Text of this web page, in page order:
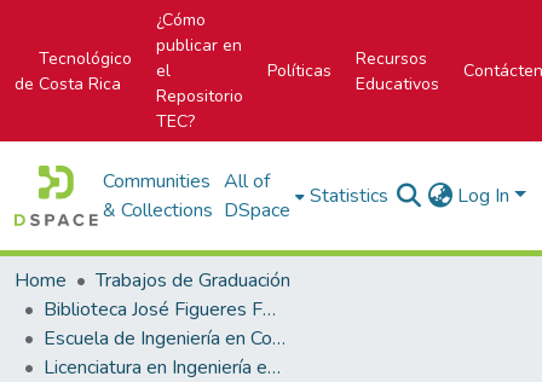
Tecnológico
de Costa Rica
¿Cómo
publicar en
el
Repositorio
TEC?
Políticas
Recursos
Educativos
Communities
& Collections
All of
DSpace
Statistics Log In
Home
Trabajos de Graduación
Biblioteca José Figueres Ferrer
Escuela de Ingeniería en Construcción
Licenciatura en Ingeniería en Construcción